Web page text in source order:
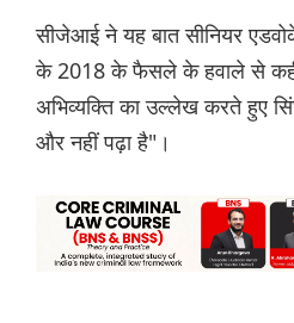
सीजेआई ने यह बात सीनियर
के 2018 के फैसले के हवाले से
अभिव्यक्ति का उल्लेख करते हुए
और नहीं पढ़ा है"।